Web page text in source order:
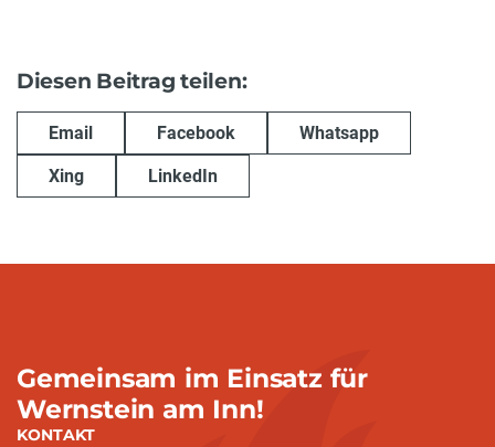
Diesen Beitrag teilen:
Email Facebook Whatsapp
Xing LinkedIn
Gemeinsam im Einsatz für
Wernstein am Inn!
KONTAKT